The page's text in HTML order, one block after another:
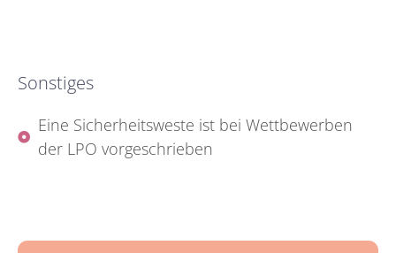
Sonstiges
Eine Sicherheitsweste ist bei Wettbewerben
der LPO vorgeschrieben